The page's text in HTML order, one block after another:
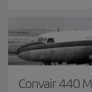
Convair 440